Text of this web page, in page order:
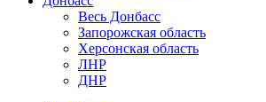
Весь Донбасс
Запорожская область
Херсонская область
ЛНР
ДНР